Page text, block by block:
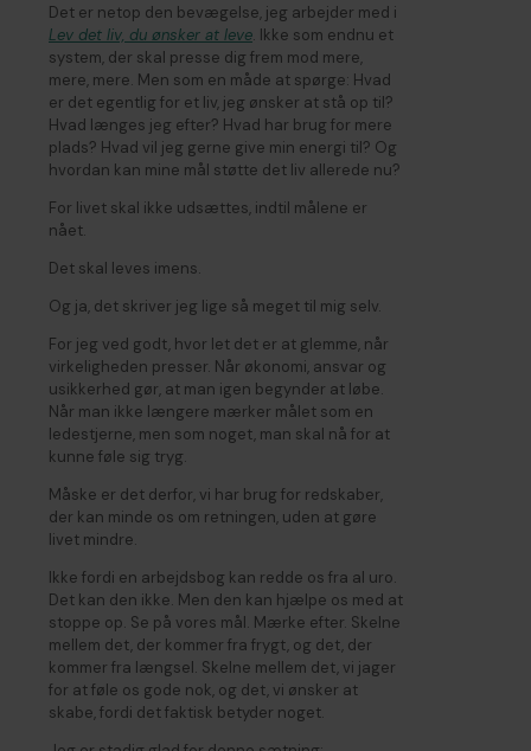
Det er netop den bevægelse, jeg arbejder med i
Lev det liv, du ønsker at leve. Ikke som endnu et
system, der skal presse dig frem mod mere,
mere, mere. Men som en måde at spørge: Hvad
er det egentlig for et liv, jeg ønsker at stå op til?
Hvad længes jeg efter? Hvad har brug for mere
plads? Hvad vil jeg gerne give min energi til? Og
hvordan kan mine mål støtte det liv allerede nu?
For livet skal ikke udsættes, indtil målene er
nået.
Det skal leves imens.
Og ja, det skriver jeg lige så meget til mig selv.
For jeg ved godt, hvor let det er at glemme, når
virkeligheden presser. Når økonomi, ansvar og
usikkerhed gør, at man igen begynder at løbe.
Når man ikke længere mærker målet som en
ledestjerne, men som noget, man skal nå for at
kunne føle sig tryg.
Måske er det derfor, vi har brug for redskaber,
der kan minde os om retningen, uden at gøre
livet mindre.
Ikke fordi en arbejdsbog kan redde os fra al uro.
Det kan den ikke. Men den kan hjælpe os med at
stoppe op. Se på vores mål. Mærke efter. Skelne
mellem det, der kommer fra frygt, og det, der
kommer fra længsel. Skelne mellem det, vi jager
for at føle os gode nok, og det, vi ønsker at
skabe, fordi det faktisk betyder noget.